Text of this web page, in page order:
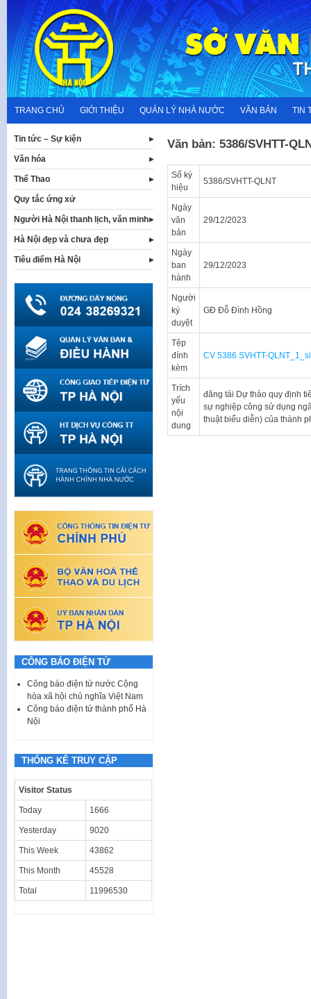
content
TRANG CHỦ GIỚI THIỆU QUẢN LÝ NHÀ NƯỚC VĂN BẢN TIN
Văn bản: 5386/SVHTT-
Số ký
hiệu
5386/SVHTT-QLNT
Ngày
văn
bản
29/12/2023
Ngày
ban
hành
29/12/2023
Người
ký
duyệt
GĐ Đỗ Đình Hồng
Tệp
đính
kèm
CV 5386 SVHTT-
Trích
yếu
nội
dung
đăng tải Dự thảo quy định
sự nghiệp công sử dụng
thuật biểu diễn) của thành
Tin tức – Sự kiện
Văn hóa
Thể Thao
Quy tắc ứng xử
Người Hà Nội thanh lịch, văn minh
Hà Nội đẹp và chưa đẹp
Tiêu điểm Hà Nội
CÔNG BÁO ĐIỆN TỬ
Công báo điện tử nước Cộng
hòa xã hội chủ nghĩa Việt Nam
Công báo điện tử thành phố Hà
Nội
THỐNG KÊ TRUY CẬP
Visitor Status
Today 1666
Yesterday 9020
This Week 43862
This Month 45528
Total 11996530